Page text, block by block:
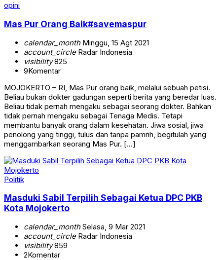
opini
Mas Pur Orang Baik#savemaspur
calendar_monthMinggu, 15 Agt 2021
account_circleRadar Indonesia
visibility825
9Komentar
MOJOKERTO – RI, Mas Pur orang baik, melalui sebuah petisi.
Beliau bukan dokter gadungan seperti berita yang beredar luas.
Beliau tidak pernah mengaku sebagai seorang dokter. Bahkan
tidak pernah mengaku sebagai Tenaga Medis. Tetapi
membantu banyak orang dalam kesehatan. Jiwa sosial, jiwa
penolong yang tinggi, tulus dan tanpa pamrih, begitulah yang
menggambarkan seorang Mas Pur. […]
Politik
Masduki Sabil Terpilih Sebagai Ketua DPC PKB
Kota Mojokerto
calendar_monthSelasa, 9 Mar 2021
account_circleRadar Indonesia
visibility859
2Komentar